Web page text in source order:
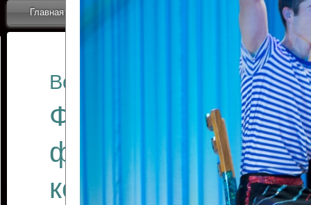
Главная Новости
ОТЧЕТЫ ГКЦ
Все отчеты
Финал
фестиваля
коллективов